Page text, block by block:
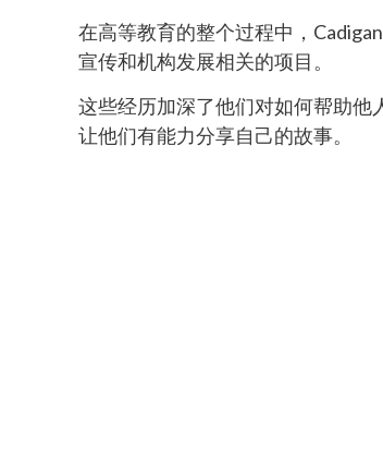
在高等教育的整个过程中，
宣传和机构发展相关的项目。
这些经历加深了他们对如何帮助他
让他们有能力分享自己的故事。